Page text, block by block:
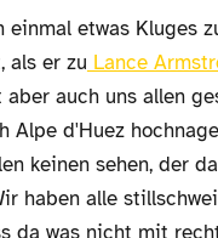
als er zu Lance
aber auch uns allen
Alpe d'Huez
keinen sehen, der
haben alle
da was nicht mit